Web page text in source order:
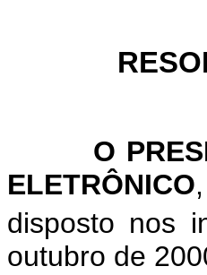
O
ELETRÔNICO
disposto nos
outubro de